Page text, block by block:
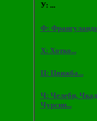
У: ...
Ф:
Х: Хотко...
Ц: Цвижба...
Ч: Челеби,
Чурсин...